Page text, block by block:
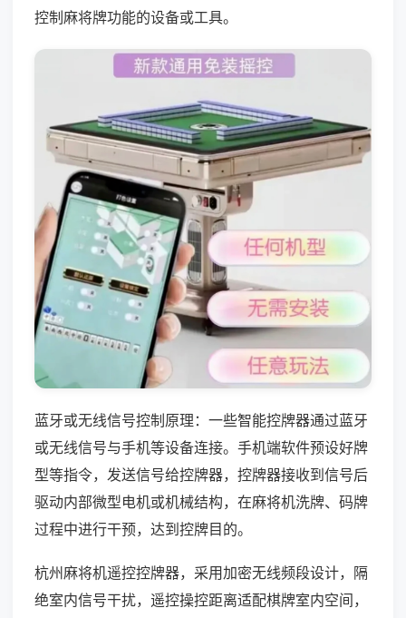
控制麻将牌功能的设备或工具。
蓝牙或无线信号控制原理：一些智能控牌器通过蓝牙
或无线信号与手机等设备连接。手机端软件预设好牌
型等指令，发送信号给控牌器，控牌器接收到信号后
驱动内部微型电机或机械结构，在麻将机洗牌、码牌
过程中进行干预，达到控牌目的。
杭州麻将机遥控控牌器，采用加密无线频段设计，隔
绝室内信号干扰，遥控操控距离适配棋牌室内空间，